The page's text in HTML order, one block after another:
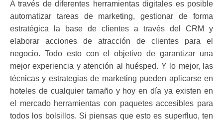
A través de diferentes herramientas digitales es posible
automatizar tareas de marketing, gestionar de forma
estratégica la base de clientes a través del CRM y
elaborar acciones de atracción de clientes para el
negocio. Todo esto con el objetivo de garantizar una
mejor experiencia y atención al huésped. Y lo mejor, las
técnicas y estrategias de marketing pueden aplicarse en
hoteles de cualquier tamaño y hoy en día ya existen en
el mercado herramientas con paquetes accesibles para
todos los bolsillos. Si piensas que esto es superfluo, ten